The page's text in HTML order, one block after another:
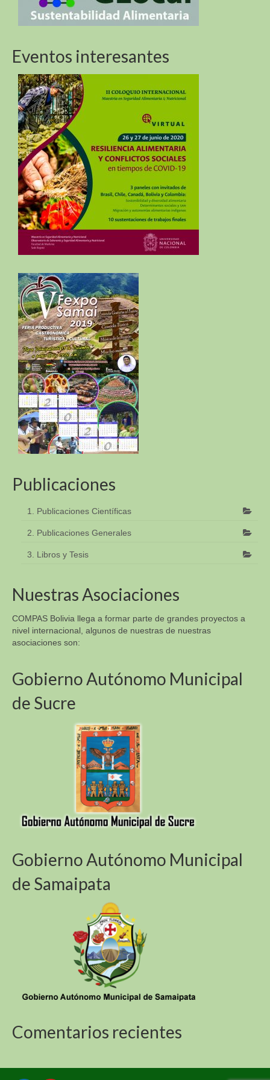
Eventos interesantes
Publicaciones
1. Publicaciones Científicas
2. Publicaciones Generales
3. Libros y Tesis
Nuestras Asociaciones
COMPAS Bolivia llega a formar parte de grandes proyectos a
nivel internacional, algunos de nuestras de nuestras
asociaciones son:
Gobierno Autónomo Municipal
de Sucre
Gobierno Autónomo Municipal
de Samaipata
Comentarios recientes